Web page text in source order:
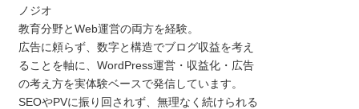
ノジオ
教育分野とWeb運営の両方を経験。
広告に頼らず、数字と構造でブログ収益を考え
ることを軸に、WordPress運営・収益化・広告
の考え方を実体験ベースで発信しています。
SEOやPVに振り回されず、無理なく続けられる